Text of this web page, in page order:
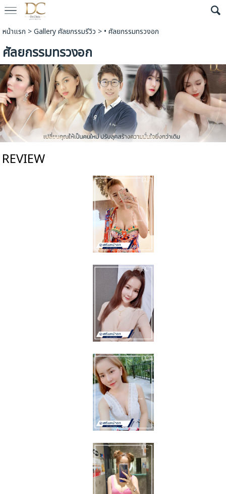
หน้าแรก >Gallery ศัลยกรรมรีวิว > • ศัลยกรรมทรวงอก
ศัลยกรรมทรวงอก
REVIEW